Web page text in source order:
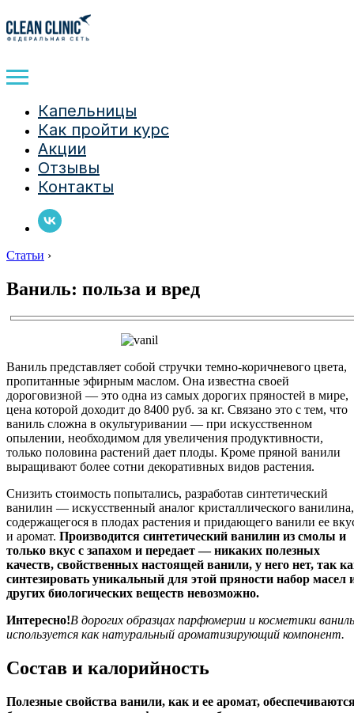
Капельницы
Как пройти курс
Акции
Отзывы
Контакты
Статьи ›
Ваниль: польза и вред
Ваниль представляет собой стручки темно-коричневого цвета,
пропитанные эфирным маслом. Она известна своей
дороговизной — это одна из самых дорогих пряностей в мире,
цена которой доходит до 8400 руб. за кг. Связано это с тем, что
ваниль сложна в окультуривании — при искусственном
опылении, необходимом для увеличения продуктивности,
только половина растений дает плоды. Кроме пряной ванили
выращивают более сотни декоративных видов растения.
Снизить стоимость попытались, разработав синтетический
ванилин — искусственный аналог кристаллического ванилина,
содержащегося в плодах растения и придающего ванили ее
и аромат. Производится синтетический ванилин из смолы и
только вкус с запахом и передает — никаких полезных
качеств, свойственных настоящей ванили, у него нет, так
синтезировать уникальный для этой пряности набор масел
других биологических веществ невозможно.
Интересно!В дорогих образцах парфюмерии и косметики ваниль
используется как натуральный ароматизирующий компонент.
Состав и калорийность
Полезные свойства ванили, как и ее аромат,